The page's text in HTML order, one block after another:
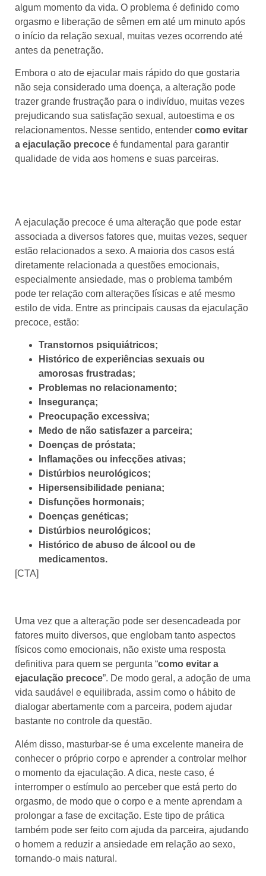
algum momento da vida. O problema é definido como
orgasmo e liberação de sêmen em até um minuto após
o início da relação sexual, muitas vezes ocorrendo até
antes da penetração.
Embora o ato de ejacular mais rápido do que gostaria
não seja considerado uma doença, a alteração pode
trazer grande frustração para o indivíduo, muitas vezes
prejudicando sua satisfação sexual, autoestima e os
relacionamentos. Nesse sentido, entender como evitar
a ejaculação precoce é fundamental para garantir
qualidade de vida aos homens e suas parceiras.
A ejaculação precoce é uma alteração que pode estar
associada a diversos fatores que, muitas vezes, sequer
estão relacionados a sexo. A maioria dos casos está
diretamente relacionada a questões emocionais,
especialmente ansiedade, mas o problema também
pode ter relação com alterações físicas e até mesmo
estilo de vida. Entre as principais causas da ejaculação
precoce, estão:
Transtornos psiquiátricos;
Histórico de experiências sexuais ou
amorosas frustradas;
Problemas no relacionamento;
Insegurança;
Preocupação excessiva;
Medo de não satisfazer a parceira;
Doenças de próstata;
Inflamações ou infecções ativas;
Distúrbios neurológicos;
Hipersensibilidade peniana;
Disfunções hormonais;
Doenças genéticas;
Distúrbios neurológicos;
Histórico de abuso de álcool ou de
medicamentos.
[CTA]
Uma vez que a alteração pode ser desencadeada por
fatores muito diversos, que englobam tanto aspectos
físicos como emocionais, não existe uma resposta
definitiva para quem se pergunta “como evitar a
ejaculação precoce”. De modo geral, a adoção de uma
vida saudável e equilibrada, assim como o hábito de
dialogar abertamente com a parceira, podem ajudar
bastante no controle da questão.
Além disso, masturbar-se é uma excelente maneira de
conhecer o próprio corpo e aprender a controlar melhor
o momento da ejaculação. A dica, neste caso, é
interromper o estímulo ao perceber que está perto do
orgasmo, de modo que o corpo e a mente aprendam a
prolongar a fase de excitação. Este tipo de prática
também pode ser feito com ajuda da parceira, ajudando
o homem a reduzir a ansiedade em relação ao sexo,
tornando-o mais natural.